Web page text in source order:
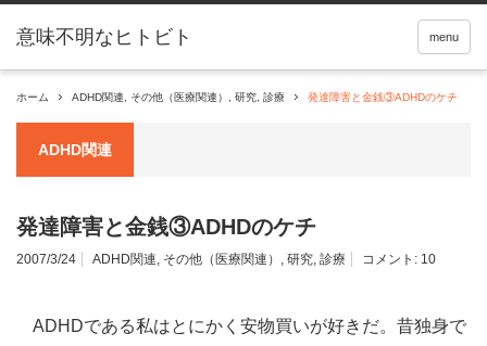
menu
ホーム ADHD関連 その他（医療関連） 研究 診療 発達障害と金銭③ADHDのケチ
ADHD関連
発達障害と金銭③ADHDのケチ
2007/3/24 ADHD関連, その他（医療関連） , 研究, 診療 コメント: 10
ADHDである私はとにかく安物買いが好きだ。昔独身で